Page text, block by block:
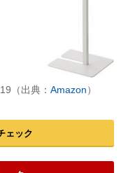
（出典： Amazon）
ェック